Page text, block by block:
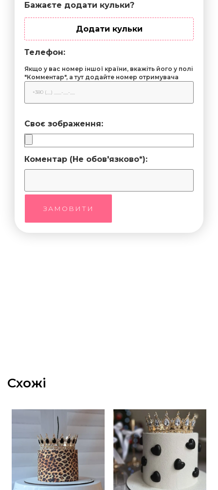
Бажаєте додати кульки?
Додати кульки
Телефон:
Якщо у вас номер іншої країни, вкажіть його у полі
"Комментар", а тут додайте номер отримувача
Своє зображення:
Коментар (Не обов'язково*):
Схожі